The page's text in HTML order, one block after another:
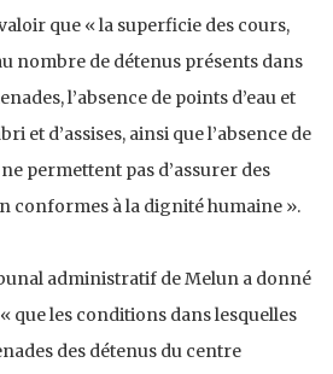
que « la superficie des cours,
nombre de détenus présents dans
l’absence de points d’eau et
et d’assises, ainsi que l’absence de
permettent pas d’assurer des
conformes à la dignité humaine ».
administratif de Melun a donné
que les conditions dans lesquelles
des détenus du centre